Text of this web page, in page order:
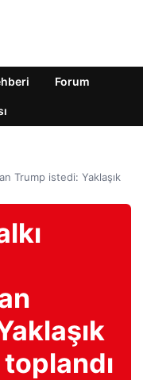
Forum
Trump istedi: Yaklaşık